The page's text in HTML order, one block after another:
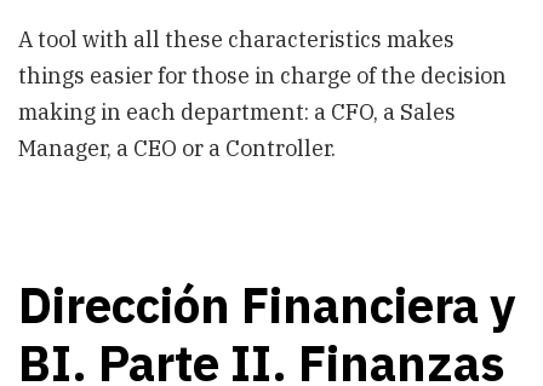
A tool with all these characteristics makes
things easier for those in charge of the decision
making in each department: a CFO, a Sales
Manager, a CEO or a Controller.
Dirección Financiera y
BI. Parte II. Finanzas